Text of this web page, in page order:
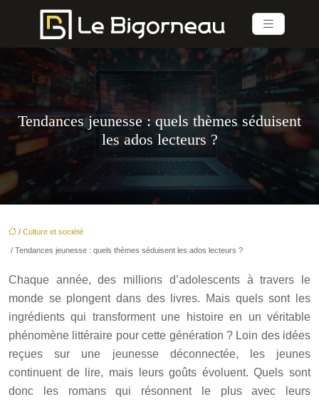
Tendances jeunesse : quels thèmes séduisent
les ados lecteurs ?
/ Culture et société
/ Tendances jeunesse : quels thèmes séduisent les ados lecteurs ?
Chaque année, des millions d’adolescents à travers le
monde se plongent dans des livres. Mais quels sont les
ingrédients qui transforment une histoire en un véritable
phénomène littéraire pour cette génération ? Loin des idées
reçues sur une jeunesse déconnectée, les jeunes
continuent de lire, mais leurs goûts évoluent. Quels sont
donc les romans qui résonnent le plus avec leurs